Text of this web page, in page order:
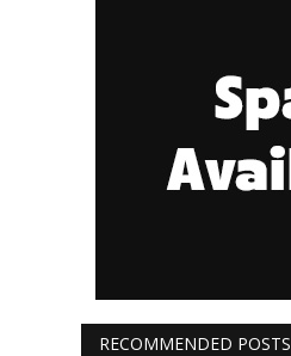
RECOMMENDED POSTS